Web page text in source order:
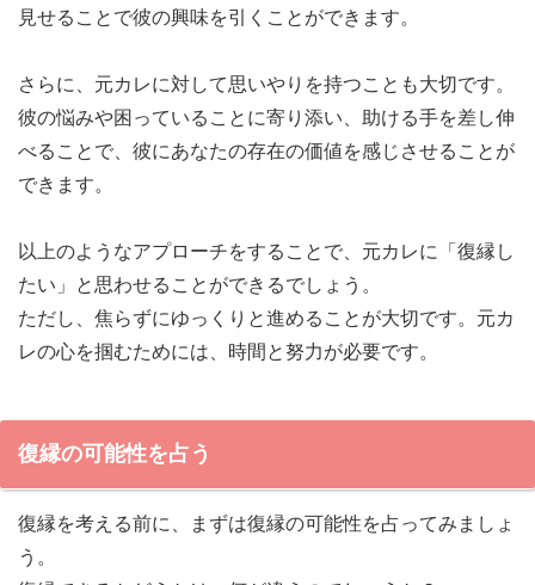
見せることで彼の興味を引くことができます。
さらに、元カレに対して思いやりを持つことも大切です。
彼の悩みや困っていることに寄り添い、助ける手を差し伸
べることで、彼にあなたの存在の価値を感じさせることが
できます。
以上のようなアプローチをすることで、元カレに「復縁し
たい」と思わせることができるでしょう。
ただし、焦らずにゆっくりと進めることが大切です。元カ
レの心を掴むためには、時間と努力が必要です。
復縁の可能性を占う
復縁を考える前に、まずは復縁の可能性を占ってみましょ
う。